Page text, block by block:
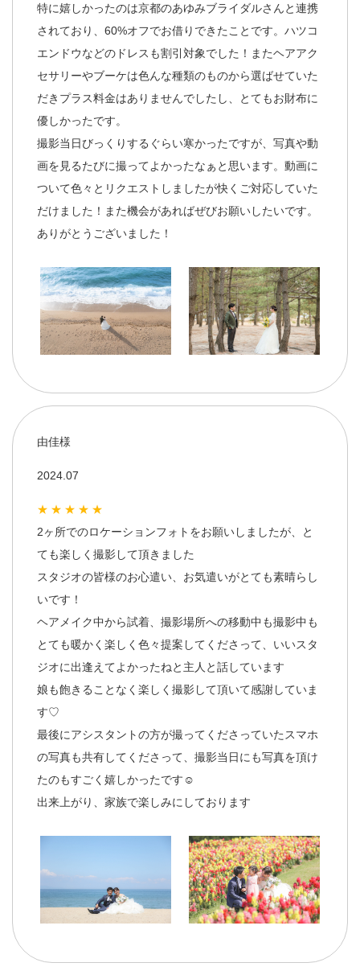
特に嬉しかったのは京都のあゆみブライダルさんと連携
されており、60%オフでお借りできたことです。ハツコ
エンドウなどのドレスも割引対象でした！またヘアアク
セサリーやブーケは色んな種類のものから選ばせていた
だきプラス料金はありませんでしたし、とてもお財布に
優しかったです。
撮影当日びっくりするぐらい寒かったですが、写真や動
画を見るたびに撮ってよかったなぁと思います。動画に
ついて色々とリクエストしましたが快くご対応していた
だけました！また機会があればぜびお願いしたいです。
ありがとうございました！
由佳様
2024.07
★★★★★
2ヶ所でのロケーションフォトをお願いしましたが、と
ても楽しく撮影して頂きました
スタジオの皆様のお心遣い、お気遣いがとても素晴らし
いです！
ヘアメイク中から試着、撮影場所への移動中も撮影中も
とても暖かく楽しく色々提案してくださって、いいスタ
ジオに出逢えてよかったねと主人と話しています
娘も飽きることなく楽しく撮影して頂いて感謝していま
す♡
最後にアシスタントの方が撮ってくださっていたスマホ
の写真も共有してくださって、撮影当日にも写真を頂け
たのもすごく嬉しかったです☺️
出来上がり、家族で楽しみにしております